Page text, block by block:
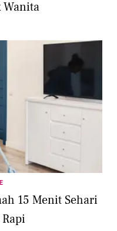
15 Menit Sehari